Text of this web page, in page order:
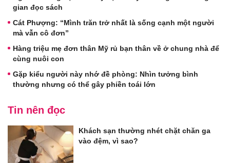
gian đọc sách
Cát Phượng: “Mình trăn trở nhất là sống cạnh một người
mà vẫn cô đơn”
Hàng triệu mẹ đơn thân Mỹ rủ bạn thân về ở chung nhà để
cùng nuôi con
Gặp kiểu người này nhớ đề phòng: Nhìn tưởng bình
thường nhưng có thể gây phiền toái lớn
Tin nên đọc
Khách sạn thường nhét chặt chăn ga
vào đệm, vì sao?